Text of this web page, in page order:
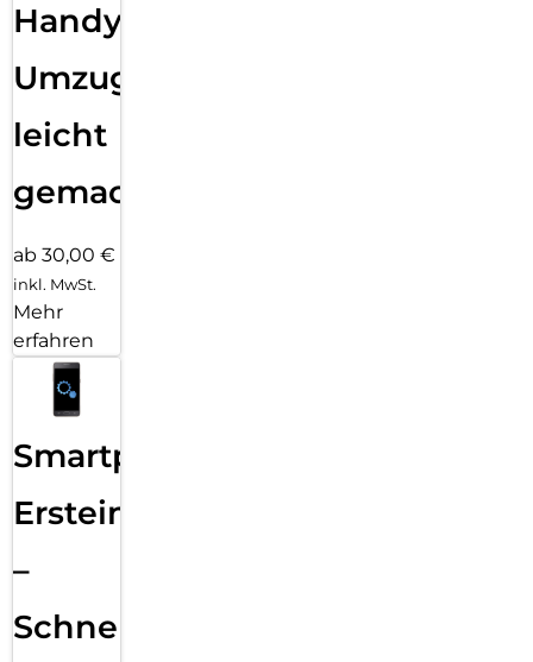
Handy
Umzug
leicht
gemacht!
ab 30,00 €
inkl. MwSt.
Mehr
erfahren
Smartphone
Ersteinrichtung
–
Schnelle